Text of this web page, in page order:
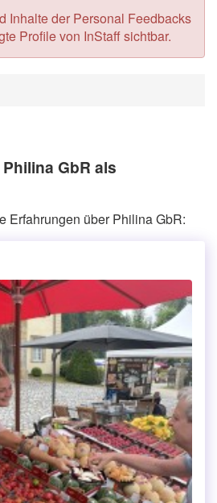
Inhalte der Personal Feedbacks
Profile von InStaff sichtbar.
GbR als
Erfahrungen über Philina GbR: